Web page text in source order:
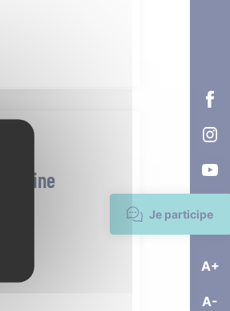
Je participe
A+
A-